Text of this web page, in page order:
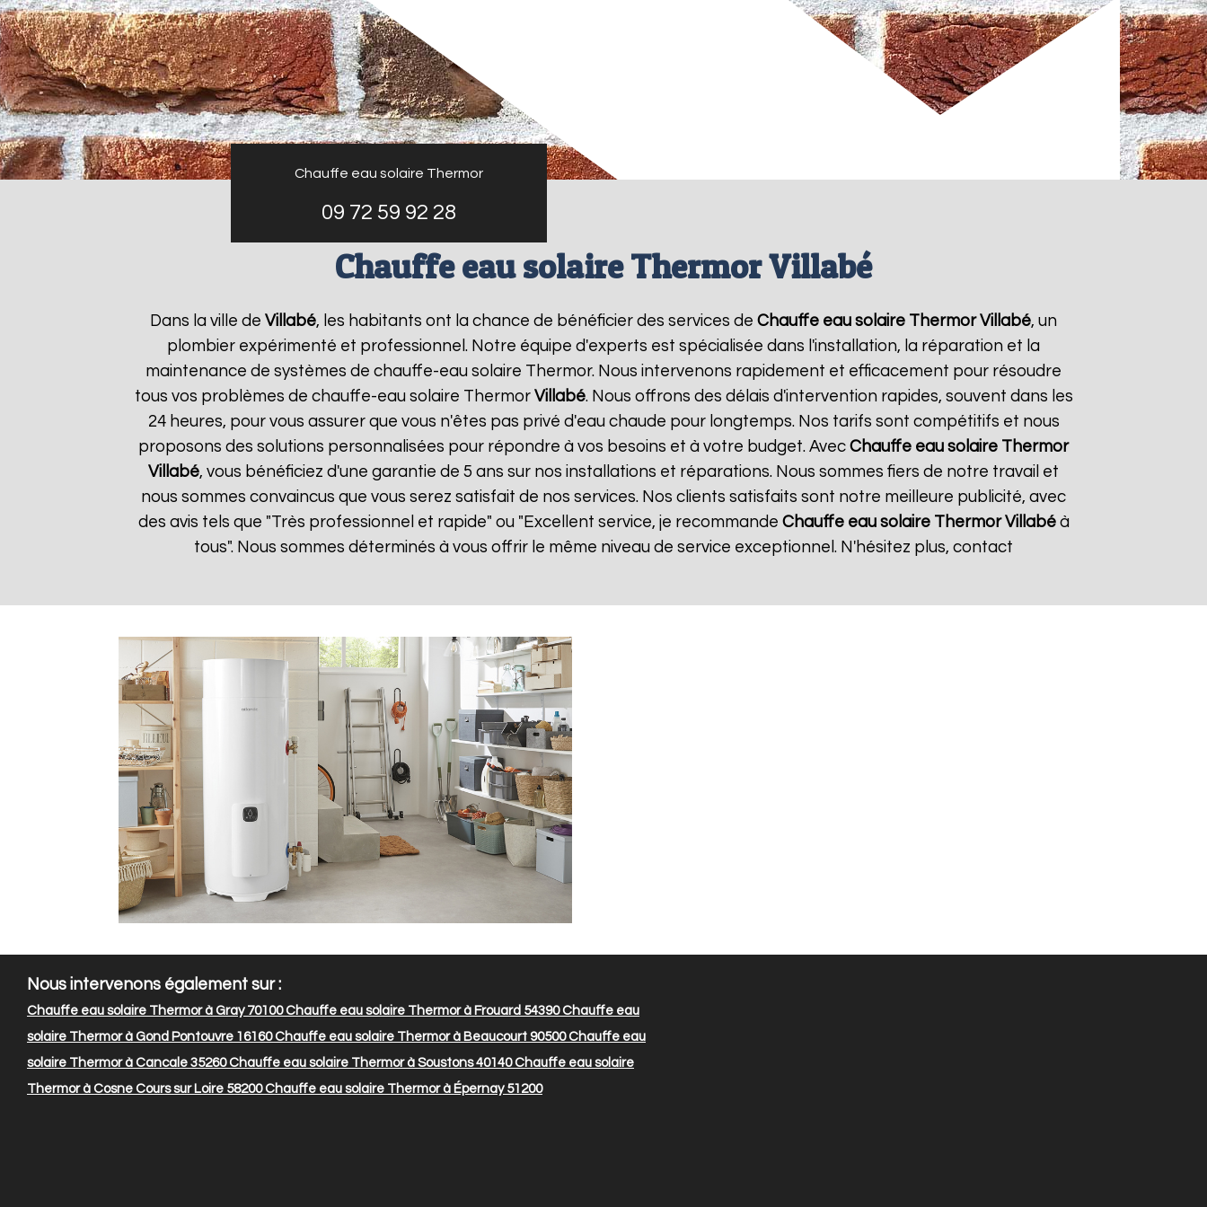
Chauffe eau solaire Thermor
09 72 59 92 28
Chauffe eau solaire Thermor Villabé
Dans la ville de Villabé, les habitants ont la chance de bénéficier des services de Chauffe eau solaire Thermor Villabé, un
plombier expérimenté et professionnel. Notre équipe d'experts est spécialisée dans l'installation, la réparation et la
maintenance de systèmes de chauffe-eau solaire Thermor. Nous intervenons rapidement et efficacement pour résoudre
tous vos problèmes de chauffe-eau solaire Thermor Villabé. Nous offrons des délais d'intervention rapides, souvent dans les
24 heures, pour vous assurer que vous n'êtes pas privé d'eau chaude pour longtemps. Nos tarifs sont compétitifs et nous
proposons des solutions personnalisées pour répondre à vos besoins et à votre budget. Avec Chauffe eau solaire Thermor
Villabé, vous bénéficiez d'une garantie de 5 ans sur nos installations et réparations. Nous sommes fiers de notre travail et
nous sommes convaincus que vous serez satisfait de nos services. Nos clients satisfaits sont notre meilleure publicité, avec
des avis tels que "Très professionnel et rapide" ou "Excellent service, je recommande Chauffe eau solaire Thermor Villabéà
tous". Nous sommes déterminés à vous offrir le même niveau de service exceptionnel. N'hésitez plus, contact
Nous intervenons également sur :
Chauffe eau solaire Thermor à Gray 70100Chauffe eau solaire Thermor à Frouard 54390Chauffe eau
solaire Thermor à Gond Pontouvre 16160Chauffe eau solaire Thermor à Beaucourt 90500Chauffe eau
solaire Thermor à Cancale 35260Chauffe eau solaire Thermor à Soustons 40140Chauffe eau solaire
Thermor à Cosne Cours sur Loire 58200Chauffe eau solaire Thermor à Épernay 51200